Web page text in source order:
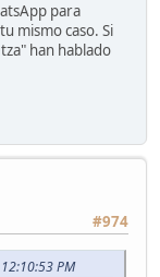
para
mismo caso. Si
han hablado
#974
PM